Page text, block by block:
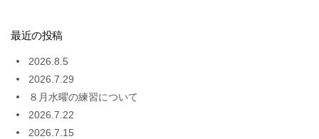
最近の投稿
2026.8.5
2026.7.29
８月水曜の練習について
2026.7.22
2026.7.15